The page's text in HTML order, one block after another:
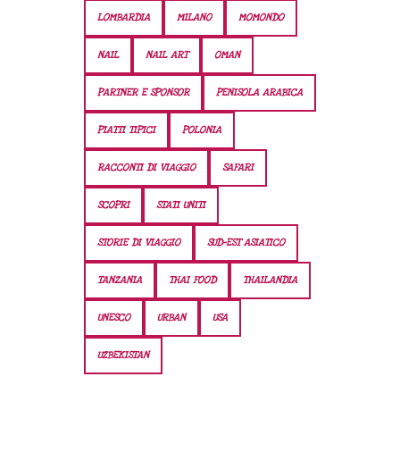
LOMBARDIA MILANO MOMONDO
NAIL NAIL ART OMAN
PARTNER E SPONSOR PENISOLA ARABICA
PIATTI TIPICI POLONIA
RACCONTI DI VIAGGIO SAFARI
SCOPRI STATI UNITI
STORIE DI VIAGGIO SUD-EST ASIATICO
TANZANIA THAI FOOD THAILANDIA
UNESCO URBAN USA
UZBEKISTAN